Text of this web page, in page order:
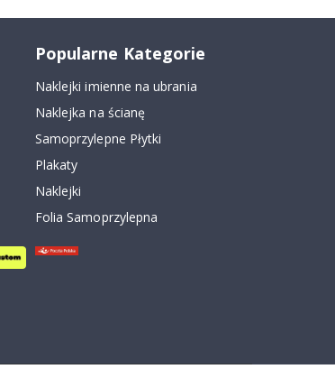
Popularne Kategorie
Naklejki imienne na ubrania
Naklejka na ścianę
Samoprzylepne Płytki
Plakaty
Naklejki
Folia Samoprzylepna